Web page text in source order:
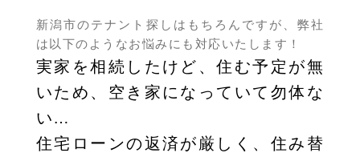
新潟市のテナント探しはもちろんですが、弊社
は以下のようなお悩みにも対応いたします！
実家を相続したけど、住む予定が無
いため、空き家になっていて勿体な
い…
住宅ローンの返済が厳しく、住み替